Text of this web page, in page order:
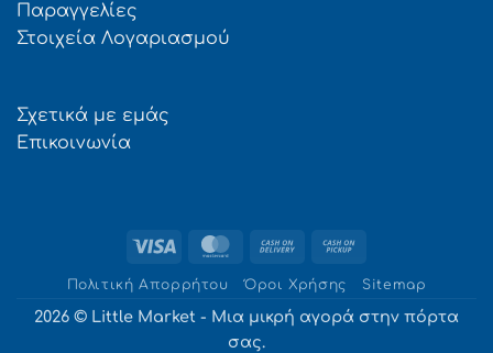
Παραγγελίες
Στοιχεία Λογαριασμού
Σχετικά με εμάς
Επικοινωνία
Visa MasterCard
Cash
DeliveryPickup
Πολιτική Απορρήτου Όροι Χρήσης Sitemap
2026 © Little Market - Μια μικρή αγορά στην πόρτα
σας.